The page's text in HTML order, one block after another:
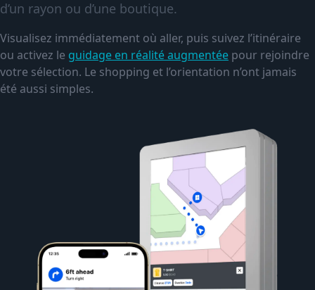
d’un rayon ou d’une boutique.
Visualisez immédiatement où aller, puis suivez l’itinéraire
ou activez le guidage en réalité augmentée pour rejoindre
votre sélection. Le shopping et l’orientation n’ont jamais
été aussi simples.